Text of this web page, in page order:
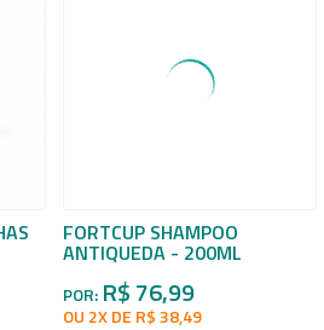
FORTCUP SHAMPOO
ANTIQUEDA - 200ML
POR: R$ 76,99
OU 2X DE R$ 38,49